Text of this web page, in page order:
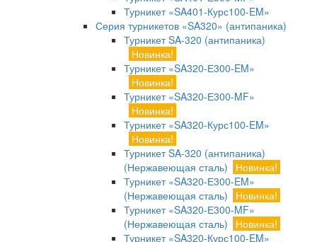
Турникет «SA401-Курс100-EM»
Серия турникетов «SA320» (антипаника)
Турникет SA-320 (антипаника)
Новинка!
Турникет «SA320-Е300-EM»
Новинка!
Турникет «SA320-Е300-MF»
Новинка!
Турникет «SA320-Курс100-EM»
Новинка!
Турникет SA-320 (антипаника)
(Нержавеющая сталь)
Новинка!
Турникет «SA320-Е300-EM»
(Нержавеющая сталь)
Новинка!
Турникет «SA320-Е300-MF»
(Нержавеющая сталь)
Новинка!
Турникет «SA320-Курс100-EM»